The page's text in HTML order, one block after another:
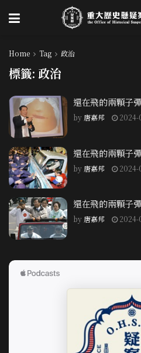
Home Tag 政治
標籤: 政治
還在飛的兩顆子
by 唐嘉邦 2024-
還在飛的兩顆子
by 唐嘉邦 2024-
還在飛的兩顆子
by 唐嘉邦 2024-